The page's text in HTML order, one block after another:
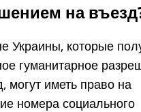
на
Украины, которые
гуманитарное
могут иметь право на
номера социального